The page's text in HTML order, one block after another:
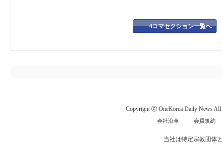
4コマセクション一覧へ
Copyright ⓒ OneKorea Daily News All
会社沿革 会員規約
当社は特定宗教団体